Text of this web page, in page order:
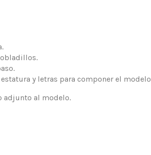
y letras para componer el modelo
adjunto al modelo.